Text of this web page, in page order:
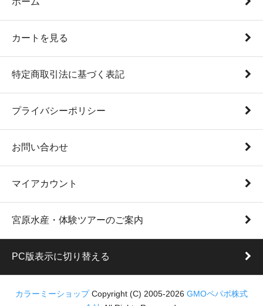
カートを見る
特定商取引法に基づく表記
プライバシーポリシー
お問い合わせ
マイアカウント
宮原水産・体験ツアーのご案内
PC版表示に切り替える
カラーミーショップ Copyright (C) 2005-2026 GMOペパボ株式